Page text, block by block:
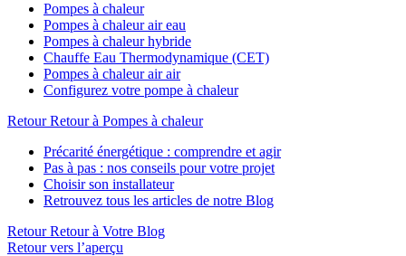
Pompes à chaleur
Pompes à chaleur air eau
Pompes à chaleur hybride
Chauffe Eau Thermodynamique (CET)
Pompes à chaleur air air
Configurez votre pompe à chaleur
Retour Retour à Pompes à chaleur
Précarité énergétique : comprendre et agir
Pas à pas : nos conseils pour votre projet
Choisir son installateur
Retrouvez tous les articles de notre Blog
Retour Retour à Votre Blog
Retour vers l’aperçu